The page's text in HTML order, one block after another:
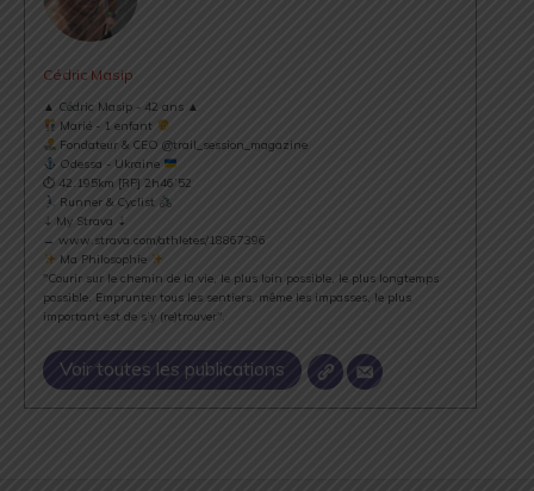
Cédric Masip
▲ Cédric Masip - 42 ans ▲
Marié - 1 enfant
Fondateur & CEO @trail_session_magazine
Odessa - Ukraine
⏱ 42.195km [RP] 2h46’52
Runner & Cyclist
⇣ My Strava ⇣
→ www.strava.com/athletes/18867396
Ma Philosophie
"Courir sur le chemin de la vie, le plus loin possible, le plus longtemps
possible. Emprunter tous les sentiers, même les impasses, le plus
important est de s’y (re)trouver".
Voir toutes les publications